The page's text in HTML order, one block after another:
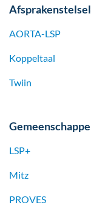
AORTA-LSP
Koppeltaal
Twiin
LSP+
Mitz
PROVES